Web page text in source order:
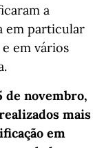
a
em particular
em vários
de novembro,
mais
em